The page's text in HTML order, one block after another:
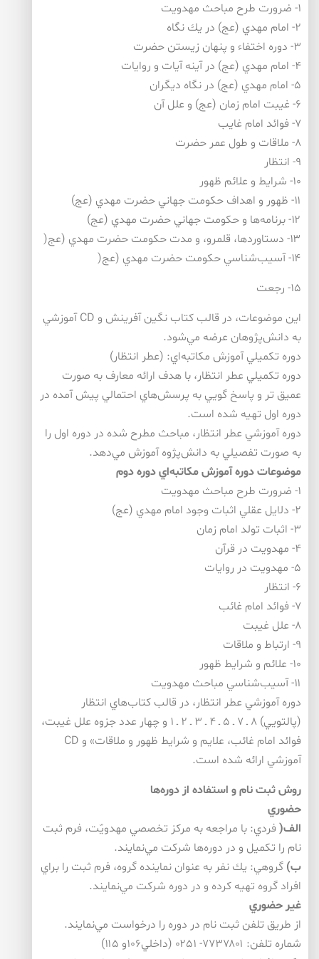
۱- ضرورت طرح مباحث مهدويت
۲- امام مهدي (عج) در يك نگاه
۳- دوره اختفاء و پنهان زيستن حضرت
۴- امام مهدي (عج) در آينه آيات و روايات
۵- امام مهدي (عج) در نگاه ديگران
۶- غيبت امام زمان (عج) و علل آن
۷- فوائد امام غايب
۸- ملاقات و طول عمر حضرت
۹- انتظار
۱۰- شرايط و علائم ظهور
۱۱- ظهور و اهداف حكومت جهاني حضرت مهدي (عج)
۱۲- برنامه‌ها و حكومت جهاني حضرت مهدي (عج)
۱۳- دستاورد‌ها، قلمرو، و مدت حكومت حضرت مهدي (عج(
۱۴- آسيب‌شناسي حكومت حضرت مهدي (عج(
۱۵- رجعت
اين موضوعات، در قالب كتاب نگين آفرينش و CD آموزشي
به دانش‌پژوهان عرضه مي‌شود.
دوره تكميلي آموزش مكاتبه‌اي: (عطر انتظار)
دوره تكميلي عطر انتظار، با هدف ارائه معارف به صورت
عميق تر و پاسخ ‌گويي به پرسش‌هاي احتمالي پيش آمده در
دوره اول تهيه شده است.
دوره آموزشي عطر انتظار، مباحث مطرح شده در دوره اول را
به صورت تفصيلي به دانش‌پژوه آموزش مي‌دهد.
موضوعات دوره آموزش مكاتبه‌اي دوره دوم
۱- ضرورت طرح مباحث مهدويت
۲- دلايل عقلي اثبات وجود امام مهدي (عج)
۳- اثبات تولد امام زمان
۴- مهدويت در قرآن
۵- مهدويت در روايات
۶- انتظار
۷- فوائد امام غائب
۸- علل غيبت
۹- ارتباط و ملاقات
۱۰- علائم و شرايط ظهور
۱۱- آسيب‌شناسي مباحث مهدويت
دوره آموزشي عطر انتظار، در قالب كتاب‌هاي انتظار
(پالتويي) 8 ـ 7 ـ 5 ـ 4 ـ 3 ـ 2 ـ 1 و چهار عدد جزوه علل غيبت،
فوائد امام غائب، علايم و شرايط ظهور و ملاقات» و CD
آموزشي ارائه شده است.
روش ثبت نام و استفاده از دوره‌ها
حضوري
الف( فردي: با مراجعه به مركز تخصصي مهدويّت، فرم ثبت
نام را تكميل و در دوره‌ها شركت مي‌نمايند.
ب) گروهي: يك نفر به عنوان نماينده گروه، فرم ثبت را براي
افراد گروه تهيه كرده و در دوره شركت مي‌نمايند.
غير حضوري
از طريق تلفن ثبت نام در دوره را درخواست مي‌نمايند.
شماره تلفن: ۷۷۳۷۸۰۱- ۰۲۵۱ (داخلي۱۰۶و ۱۱۵)